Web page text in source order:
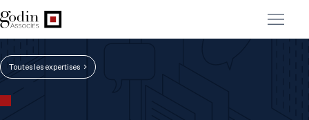
Toutes les expertises